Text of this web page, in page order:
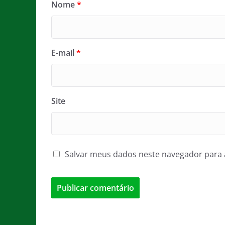
Nome*
E-mail*
Site
Salvar meus dados neste navegador